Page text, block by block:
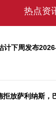
热点资
计下周发布
拒放萨利纳斯，